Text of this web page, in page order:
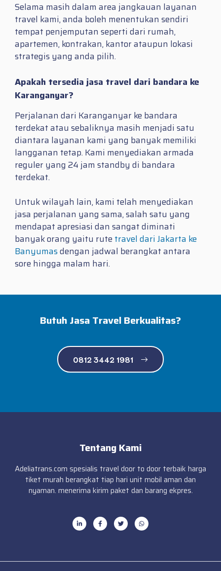
Selama masih dalam area jangkauan layanan
travel kami, anda boleh menentukan sendiri
tempat penjemputan seperti dari rumah,
apartemen, kontrakan, kantor ataupun lokasi
strategis yang anda pilih.
Apakah tersedia jasa travel dari bandara ke
Karanganyar?
Perjalanan dari Karanganyar ke bandara
terdekat atau sebaliknya masih menjadi satu
diantara layanan kami yang banyak memiliki
langganan tetap. Kami menyediakan armada
reguler yang 24 jam standby di bandara
terdekat.
Untuk wilayah lain, kami telah menyediakan
jasa perjalanan yang sama, salah satu yang
mendapat apresiasi dan sangat diminati
banyak orang yaitu rute travel dari Jakarta ke
Banyumasdengan jadwal berangkat antara
sore hingga malam hari.
Butuh Jasa Travel Berkualitas?
0812 3442 1981
Tentang Kami
Adeliatrans.com spesialis travel door to door terbaik harga
tiket murah berangkat tiap hari unit mobil aman dan
nyaman. menerima kirim paket dan barang ekpres.